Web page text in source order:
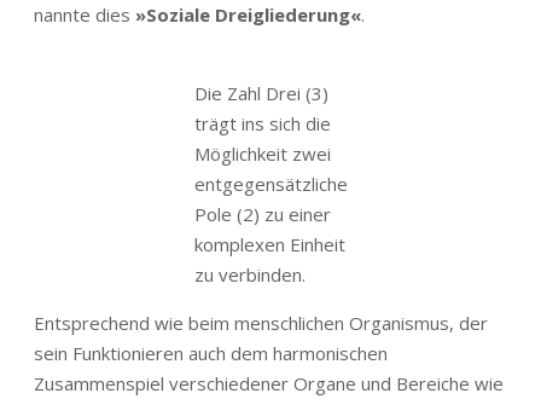
nannte dies »Soziale Dreigliederung«.
Die Zahl Drei (3)
trägt ins sich die
Möglichkeit zwei
entgegensätzliche
Pole (2) zu einer
komplexen Einheit
zu verbinden.
Entsprechend wie beim menschlichen Organismus, der
sein Funktionieren auch dem harmonischen
Zusammenspiel verschiedener Organe und Bereiche wie